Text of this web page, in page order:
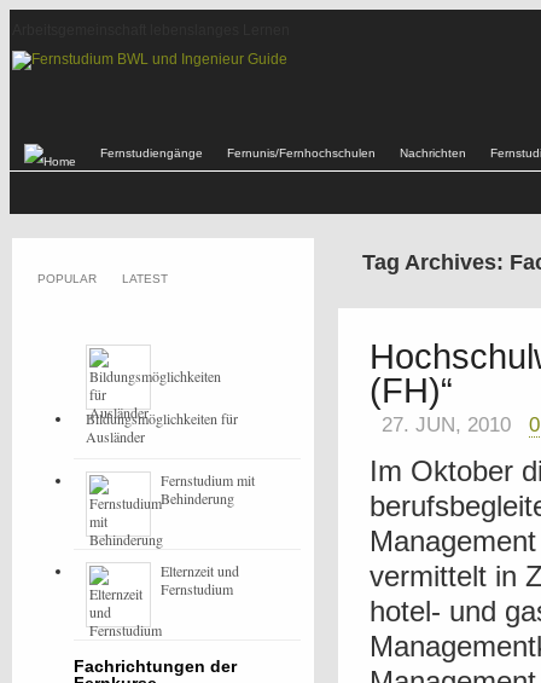
Fernstudiengänge Fernunis/Fernhochschulen Nachrichten
Tag Archives:
(FH)“
27. JUN, 2010
Im Oktober
vermittelt in
hotel- und
POPULAR LATEST
Bildungsmöglichkeiten für
Ausländer
Fernstudium mit
Behinderung
Elternzeit und
Fernstudium
Fachrichtungen der